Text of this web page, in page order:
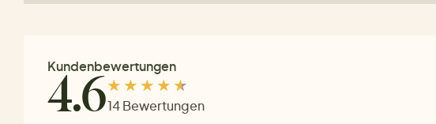
Kundenbewertungen
4.614 Bewertungen